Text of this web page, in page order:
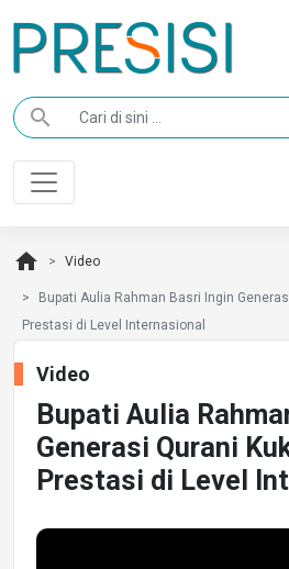
search
home Video
Bupati Aulia Rahman Basri Ingin
Prestasi di Level Internasional
Video
Bupati Aulia
Generasi Qurani
Prestasi di Level